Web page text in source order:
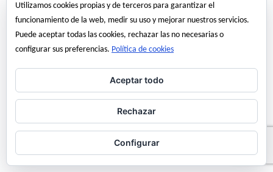
Utilizamos cookies propias y de terceros para garantizar el
funcionamiento de la web, medir su uso y mejorar nuestros servicios.
Puede aceptar todas las cookies, rechazar las no necesarias o
configurar sus preferencias. Política de cookies
Aceptar todo
Rechazar
Configurar